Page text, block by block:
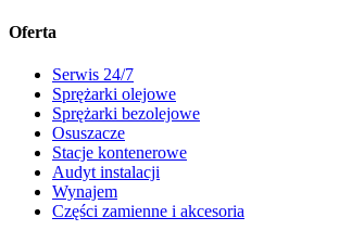
Oferta
Serwis 24/7
Sprężarki olejowe
Sprężarki bezolejowe
Osuszacze
Stacje kontenerowe
Audyt instalacji
Wynajem
Części zamienne i akcesoria